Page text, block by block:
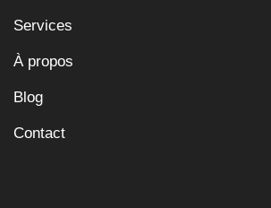
Services
À propos
Blog
Contact